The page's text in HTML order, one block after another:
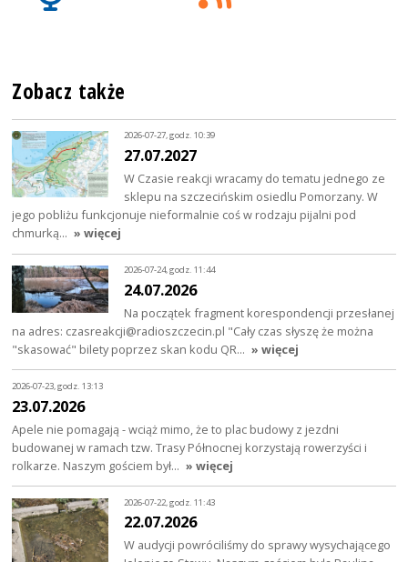
Zobacz także
2026-07-27, godz. 10:39
27.07.2027
W Czasie reakcji wracamy do tematu jednego ze
sklepu na szczecińskim osiedlu Pomorzany. W
jego pobliżu funkcjonuje nieformalnie coś w rodzaju pijalni pod
chmurką… » więcej
2026-07-24, godz. 11:44
24.07.2026
Na początek fragment korespondencji przesłanej
na adres: czasreakcji@radioszczecin.pl "Cały czas słyszę że można
"skasować" bilety poprzez skan kodu QR… » więcej
2026-07-23, godz. 13:13
23.07.2026
Apele nie pomagają - wciąż mimo, że to plac budowy z jezdni
budowanej w ramach tzw. Trasy Północnej korzystają rowerzyści i
rolkarze. Naszym gościem był… » więcej
2026-07-22, godz. 11:43
22.07.2026
W audycji powróciliśmy do sprawy wysychającego